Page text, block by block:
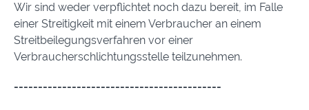
Wir sind weder verpflichtet noch dazu bereit, im Falle
einer Streitigkeit mit einem Verbraucher an einem
Streitbeilegungsverfahren vor einer
Verbraucherschlichtungsstelle teilzunehmen.
-------------------------------------------